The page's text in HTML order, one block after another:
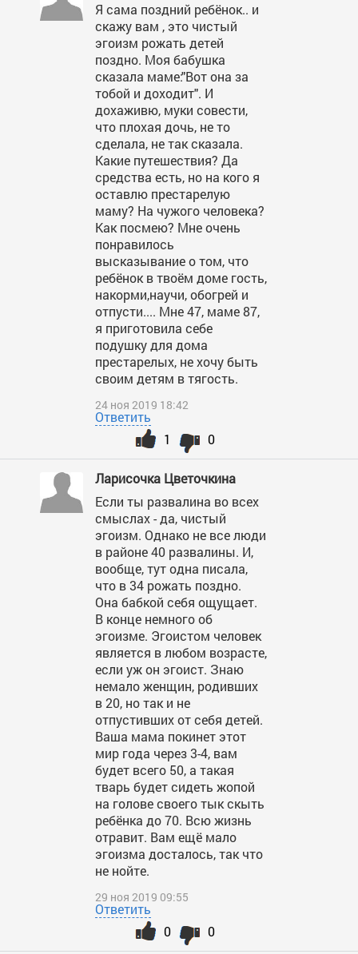
Я сама поздний ребёнок.. и
скажу вам , это чистый
эгоизм рожать детей
поздно. Моя бабушка
сказала маме:"Вот она за
тобой и доходит". И
дохаживю, муки совести,
что плохая дочь, не то
сделала, не так сказала.
Какие путешествия? Да
средства есть, но на кого я
оставлю престарелую
маму? На чужого человека?
Как посмею? Мне очень
понравилось
высказывание о том, что
ребёнок в твоём доме гость,
накорми,научи, обогрей и
отпусти.... Мне 47, маме 87,
я приготовила себе
подушку для дома
престарелых, не хочу быть
своим детям в тягость.
24 ноя 2019 18:42
Ответить
0
1
Ларисочка Цветочкина
Если ты развалина во всех
смыслах - да, чистый
эгоизм. Однако не все люди
в районе 40 развалины. И,
вообще, тут одна писала,
что в 34 рожать поздно.
Она бабкой себя ощущает.
В конце немного об
эгоизме. Эгоистом человек
является в любом возрасте,
если уж он эгоист. Знаю
немало женщин, родивших
в 20, но так и не
отпустивших от себя детей.
Ваша мама покинет этот
мир года через 3-4, вам
будет всего 50, а такая
тварь будет сидеть жопой
на голове своего тык скыть
ребёнка до 70. Всю жизнь
отравит. Вам ещё мало
эгоизма досталось, так что
не нойте.
29 ноя 2019 09:55
Ответить
0
0